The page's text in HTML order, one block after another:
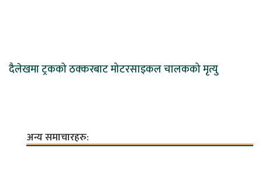
दैलेखमा ट्रकको ठक्करबाट मोटरसाइकल चालकको मृत्यु
अन्य समाचारहरु: